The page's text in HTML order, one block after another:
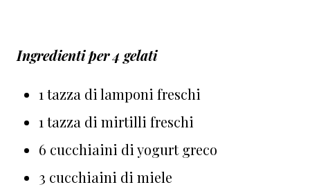
⁠Ingredienti per 4 gelati
1 tazza di lamponi freschi⁠
1 tazza di mirtilli freschi⁠
6 cucchiaini di yogurt greco⁠
3 cucchiaini di miele ⁠